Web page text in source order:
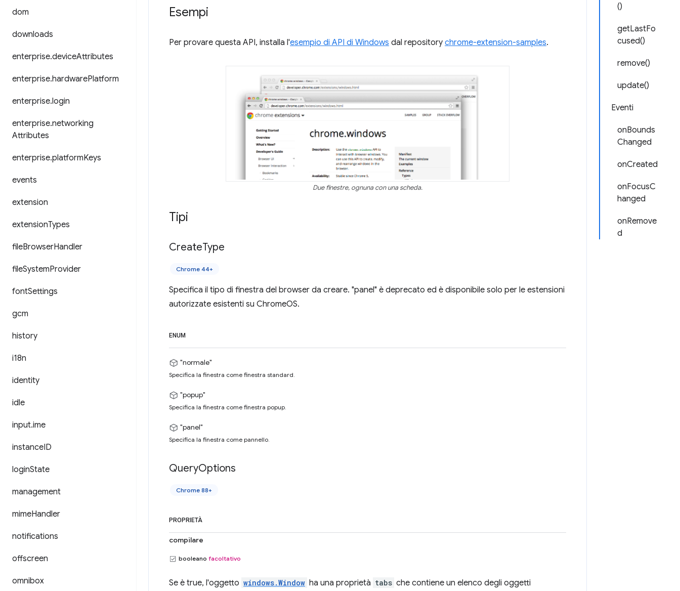
dom
downloads
enterprise.deviceAttributes
enterprise.hardwarePlatform
enterprise.login
enterprise.networking
Attributes
enterprise.platformKeys
events
extension
extensionTypes
fileBrowserHandler
fileSystemProvider
fontSettings
gcm
history
i18n
identity
idle
input.ime
instanceID
loginState
management
mimeHandler
notifications
offscreen
omnibox
()
getLastFo
cused()
remove()
update()
Eventi
onBounds
Changed
onCreated
onFocusC
hanged
onRemove
d
Esempi
Per provare questa API, installa l'esempio di API di Windows dal repository chrome-extension-samples.
Due finestre, ognuna con una scheda.
Tipi
CreateType
Chrome 44+
Specifica il tipo di finestra del browser da creare. "panel" è deprecato ed è disponibile solo per le estensioni
autorizzate esistenti su ChromeOS.
ENUM
"normale"
Specifica la finestra come finestra standard.
"popup"
Specifica la finestra come finestra popup.
"panel"
Specifica la finestra come pannello.
QueryOptions
Chrome 88+
PROPRIETÀ
compilare
booleano facoltativo
Se è true, l'oggetto windows.Window ha una proprietà tabs che contiene un elenco degli oggetti